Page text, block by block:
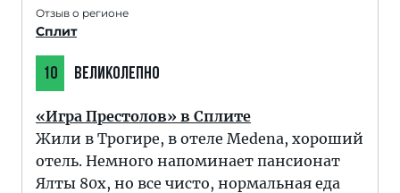
Отзыв о регионе
Сплит
10 ВЕЛИКОЛЕПНО
«Игра Престолов» в Сплите
Жили в Трогире, в отеле Medena, хороший
отель. Немного напоминает пансионат
Ялты 80х, но все чисто, нормальная еда